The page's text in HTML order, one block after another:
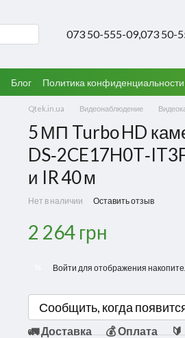
073 50-555-09,073 50-
Блог Политика конфиденциальности
Qtek.in.ua Видеонаблюдение
5 МП Turbo HD
и IR 40 м
Нет в наличии Оставить отзыв
2 264 грн
Войти для отображения
Сообщить, когда
🚛 Доставка 💰 Оплата